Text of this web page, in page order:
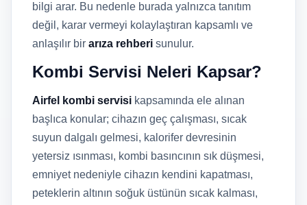
bilgi arar. Bu nedenle burada yalnızca tanıtım
değil, karar vermeyi kolaylaştıran kapsamlı ve
anlaşılır bir arıza rehberi sunulur.
Kombi Servisi Neleri Kapsar?
Airfel kombi servisi kapsamında ele alınan
başlıca konular; cihazın geç çalışması, sıcak
suyun dalgalı gelmesi, kalorifer devresinin
yetersiz ısınması, kombi basıncının sık düşmesi,
emniyet nedeniyle cihazın kendini kapatması,
peteklerin altının soğuk üstünün sıcak kalması,